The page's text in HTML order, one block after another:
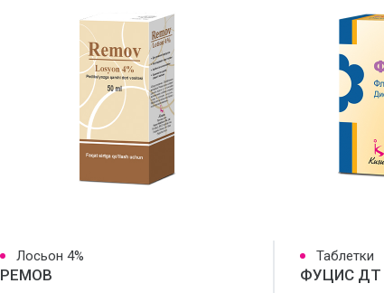
Лосьон 4%
РЕМОВ
Таблетки
ФУЦИС ДТ